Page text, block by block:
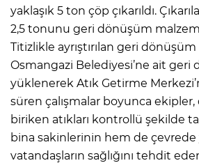
yaklaşık 5 ton çöp çıkarıldı.
2,5 tonunu geri dönüşüm
Titizlikle ayrıştırılan geri dönüşüm
Osmangazi Belediyesi’ne ait geri
yüklenerek Atık Getirme
süren çalışmalar boyunca
biriken atıkları kontrollü şekilde
bina sakinlerinin hem de çevrede
vatandaşların sağlığını tehdit